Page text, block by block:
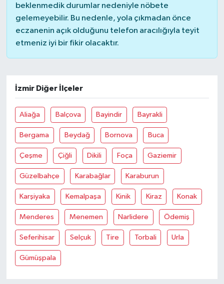
beklenmedik durumlar nedeniyle nöbete
gelemeyebilir. Bu nedenle, yola çıkmadan önce
eczanenin açık olduğunu telefon aracılığıyla teyit
etmeniz iyi bir fikir olacaktır.
İzmir Diğer İlçeler
Aliağa Balçova Bayindir Bayrakli
Bergama Beydağ Bornova Buca
Çeşme Çiğli Dikili Foça Gaziemir
Güzelbahçe Karabağlar Karaburun
Karşiyaka Kemalpaşa Kinik Kiraz Konak
Menderes Menemen Narlidere Ödemiş
Seferihisar Selçuk Tire Torbali Urla
Gümüşpala